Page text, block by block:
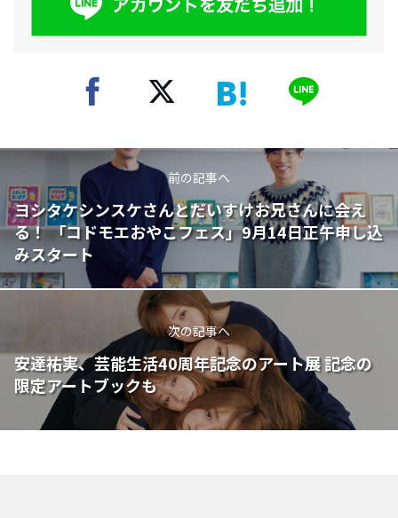
前の記事へ
ヨシタケシンスケさんとだいすけお兄さんに会え
る！ 「コドモエおやこフェス」9月14日正午申し込
みスタート
次の記事へ
安達祐実、芸能生活40周年記念のアート展 記念の
限定アートブックも